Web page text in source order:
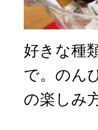
好きな種
で。のん
の楽しみ